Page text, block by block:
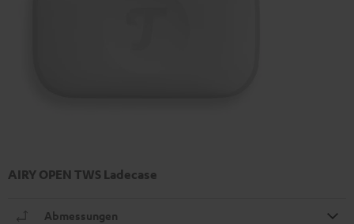
AIRY OPEN TWS Ladecase
Abmessungen